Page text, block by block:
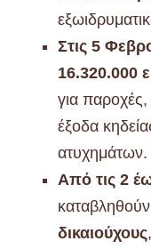
Στις 5
16.320.000
για
έξοδα
ατυχημάτων.
Από τις 2
καταβληθούν
δικαιούχους